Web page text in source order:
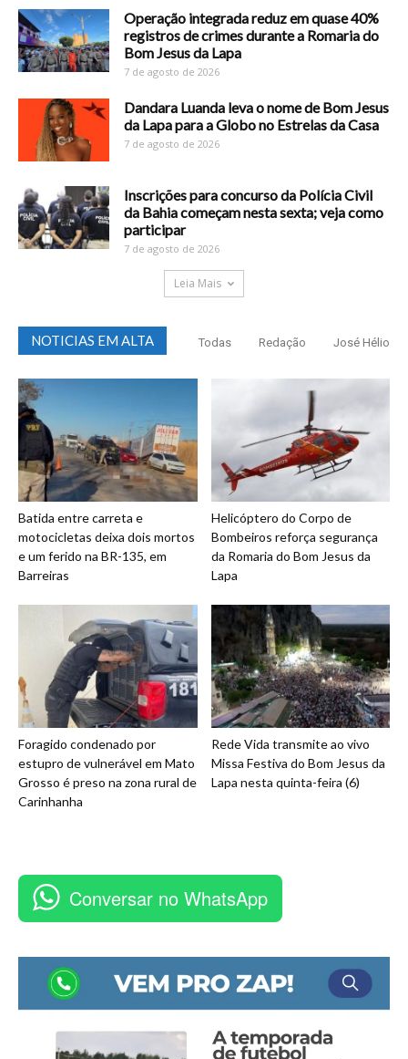
Operação integrada reduz em quase 40%
registros de crimes durante a Romaria do
Bom Jesus da Lapa
7 de agosto de 2026
Dandara Luanda leva o nome de Bom Jesus
da Lapa para a Globo no Estrelas da Casa
7 de agosto de 2026
Inscrições para concurso da Polícia Civil
da Bahia começam nesta sexta; veja como
participar
7 de agosto de 2026
Leia Mais
NOTICIAS EM ALTA Todas Redação José Hélio
Batida entre carreta e
motocicletas deixa dois mortos
e um ferido na BR-135, em
Barreiras
Helicóptero do Corpo de
Bombeiros reforça segurança
da Romaria do Bom Jesus da
Lapa
Foragido condenado por
estupro de vulnerável em Mato
Grosso é preso na zona rural de
Carinhanha
Rede Vida transmite ao vivo
Missa Festiva do Bom Jesus da
Lapa nesta quinta-feira (6)
Conversar no WhatsApp